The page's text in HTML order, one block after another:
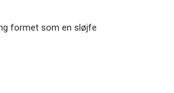
formet som en sløjfe